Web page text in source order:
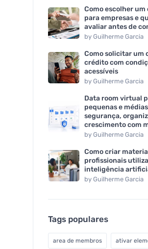
Como escolher
para empresas e
avaliar antes de
by Guilherme Garcia
Como solicitar um
crédito com
acessíveis
by Guilherme Garcia
Data room virtual
pequenas e
segurança,
crescimento com
by Guilherme Garcia
Como criar
profissionais
inteligência
by Guilherme Garcia
Tags populares
area de membros ativar